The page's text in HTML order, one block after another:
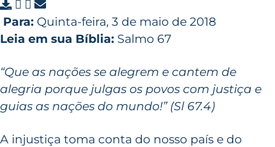
Para: Quinta-feira, 3 de maio de 2018
Leia em sua Bíblia: Salmo 67
“Que as nações se alegrem e cantem de
alegria porque julgas os povos com justiça e
guias as nações do mundo!” (Sl 67.4)
A injustiça toma conta do nosso país e do